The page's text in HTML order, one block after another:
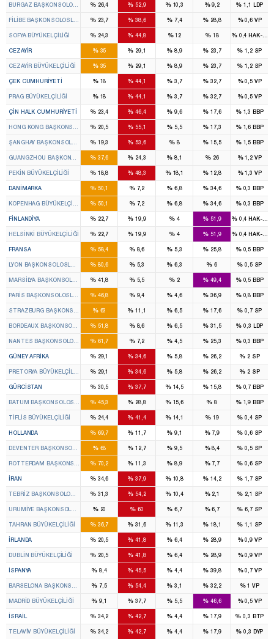
BURGAZ BAŞKONSOLOSLUĞU%26,4 % 52,9 %10,3 %9,2 % 1,1 LDP
FILIBE BAŞKONSOLOSLUĞU %23,7 % 38,6 % 7,4 % 28,8 %0,6VP
SOFYA BÜYÜKELÇILIĞI %24,3 % 44,8 %12 %18 %0,4 HAK-PAR
CEZAYIR %35 % 29,1 % 8,9 % 23,7 % 1,2 SP
CEZAYIR BÜYÜKELÇILIĞI %35 % 29,1 % 8,9 % 23,7 % 1,2 SP
ÇEK CUMHURIYETI %18 % 44,1 % 3,7 % 32,7 %0,5VP
PRAG BÜYÜKELÇILIĞI %18 % 44,1 % 3,7 % 32,7 %0,5VP
ÇIN HALK CUMHURIYETI %23,4 % 46,4 % 9,6 % 17,6 %1,3 BBP
HONG KONG BAŞKONSOLOSLUĞU
%20,5 % 55,1 % 5,5 % 17,3 %1,6 BBP
ŞANGHAY BAŞKONSOLOSLUĞU
%19,3 % 53,6 %8 % 15,5 %1,5 BBP
GUANGZHOU BAŞKONSOLOSLUĞU
%37,6 % 24,3 % 8,1 %26 %1,2VP
PEKIN BÜYÜKELÇILIĞI %18,8 % 48,3 %18,1 % 12,8 %1,3VP
DANIMARKA %50,1 %7,2 % 6,8 % 34,6 %0,3 BBP
KOPENHAG BÜYÜKELÇILIĞI %50,1 %7,2 % 6,8 % 34,6 %0,3 BBP
FINLANDIYA %22,7 % 19,9 %4 % 51,9 %0,4 HAK-PAR
HELSINKI BÜYÜKELÇILIĞI %22,7 % 19,9 %4 % 51,9 %0,4 HAK-PAR
FRANSA %58,4 %8,6 % 5,3 % 25,8 %0,5 BBP
LYON BAŞKONSOLOSLUĞU %80,6 %5,3 % 6,3 % 6 % 0,5 SP
MARSILYA BAŞKONSOLOSLUĞU
%41,8 %5,5 %2 % 49,4 %0,5 BBP
PARIS BAŞKONSOLOSLUĞU %46,8 %9,4 % 4,6 % 36,9 %0,8 BBP
STRAZBURG BAŞKONSOLOSLUĞU
%63 % 11,1 % 6,5 % 17,6 % 0,7 SP
BORDEAUX BAŞKONSOLOSLUĞU
%51,8 %8,6 % 6,5 % 31,5 % 0,3 LDP
NANTES BAŞKONSOLOSLUĞU%61,7 %7,2 % 4,5 % 25,3 %0,3 BBP
GÜNEY AFRIKA %29,1 % 34,6 % 5,8 % 26,2 %2 SP
PRETORYA BÜYÜKELÇILIĞI %29,1 % 34,6 % 5,8 % 26,2 %2 SP
GÜRCISTAN %30,5 % 37,7 %14,5 % 15,8 %0,7 BBP
BATUM BAŞKONSOLOSLUĞU %45,3 % 28,8 %15,6 % 8 %1,9 BBP
TIFLIS BÜYÜKELÇILIĞI %24,4 % 41,4 %14,1 %19 % 0,4 SP
HOLLANDA %69,7 % 11,7 % 9,1 %7,9 % 0,6 SP
DEVENTER BAŞKONSOLOSLUĞU
%68 % 12,7 % 9,5 %8,4 % 0,5 SP
ROTTERDAM BAŞKONSOLOSLUĞU
%70,2 % 11,3 % 8,9 %7,7 % 0,6 SP
İRAN %34,6 % 37,9 %10,8 % 14,2 % 1,7 SP
TEBRIZ BAŞKONSOLOSLUĞU %31,3 % 54,2 %10,4 %2,1 % 2,1 SP
URUMIYE BAŞKONSOLOSLUĞU%20 % 60 % 6,7 %6,7 % 6,7 SP
TAHRAN BÜYÜKELÇILIĞI %36,7 % 31,6 %11,3 % 18,1 % 1,1 SP
İRLANDA %20,5 % 41,8 % 6,4 % 28,9 %0,9VP
DUBLIN BÜYÜKELÇILIĞI %20,5 % 41,8 % 6,4 % 28,9 %0,9VP
İSPANYA % 8,4 % 45,5 % 4,4 % 39,8 %0,7VP
BARSELONA BAŞKONSOLOSLUĞU
% 7,5 % 54,4 % 3,1 % 32,2 %1VP
MADRID BÜYÜKELÇILIĞI % 9,1 % 37,7 % 5,5 % 46,6 %0,5VP
İSRAIL %34,2 % 42,7 % 4,4 % 17,9 % 0,3 BTP
TELAVIV BÜYÜKELÇILIĞI %34,2 % 42,7 % 4,4 % 17,9 % 0,3 DYP